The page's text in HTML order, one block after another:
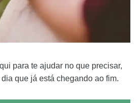
para te ajudar no que precisar,
que já está chegando ao fim.